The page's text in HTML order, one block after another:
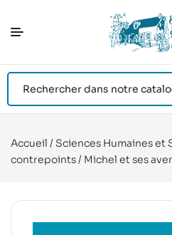
Accueil / Sciences Humaines et
contrepoints/ Michel et ses